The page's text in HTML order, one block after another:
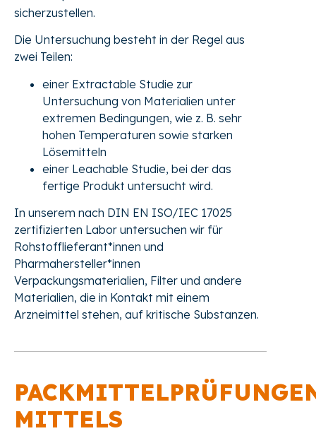
sicherzustellen.
Die Untersuchung besteht in der Regel aus
zwei Teilen:
einer Extractable Studie zur
Untersuchung von Materialien unter
extremen Bedingungen, wie z. B. sehr
hohen Temperaturen sowie starken
Lösemitteln
einer Leachable Studie, bei der das
fertige Produkt untersucht wird.
In unserem nach DIN EN ISO/IEC 17025
zertifizierten Labor untersuchen wir für
Rohstofflieferant*innen und
Pharmahersteller*innen
Verpackungsmaterialien, Filter und andere
Materialien, die in Kontakt mit einem
Arzneimittel stehen, auf kritische Substanzen.
MITTELS